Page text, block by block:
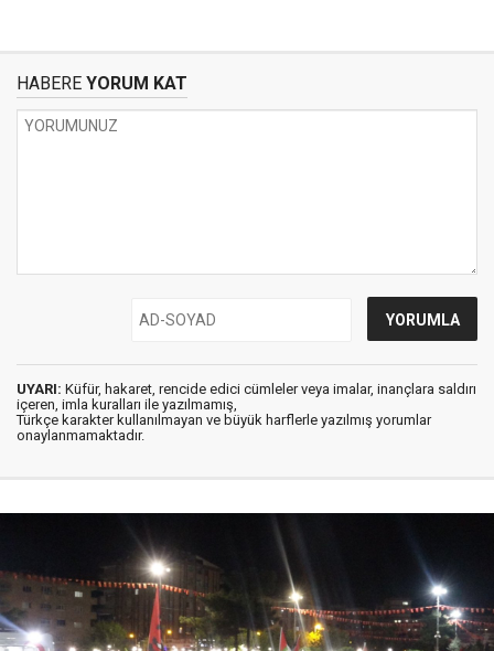
HABERE YORUM KAT
UYARI: Küfür, hakaret, rencide edici cümleler veya imalar, inançlara saldırı
içeren, imla kuralları ile yazılmamış,
Türkçe karakter kullanılmayan ve büyük harflerle yazılmış yorumlar
onaylanmamaktadır.